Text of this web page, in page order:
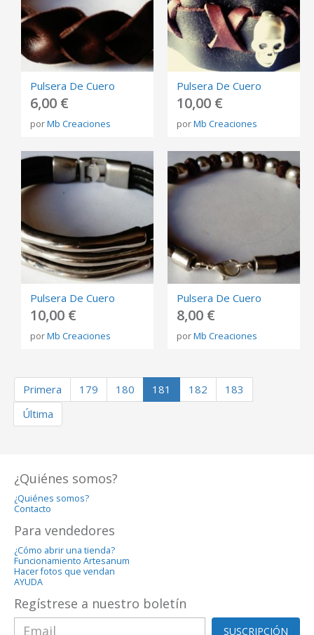
Pulsera De Cuero
6,00 €
porMb Creaciones
Pulsera De Cuero
10,00 €
porMb Creaciones
Pulsera De Cuero
10,00 €
porMb Creaciones
Pulsera De Cuero
8,00 €
porMb Creaciones
Primera 179 180 181 182
183
Última
¿Quiénes somos?
¿Quiénes somos?
Contacto
Para vendedores
¿Cómo abrir una tienda?
Funcionamiento Artesanum
Hacer fotos que vendan
AYUDA
Regístrese a nuestro boletín
SUSCRIPCIÓN